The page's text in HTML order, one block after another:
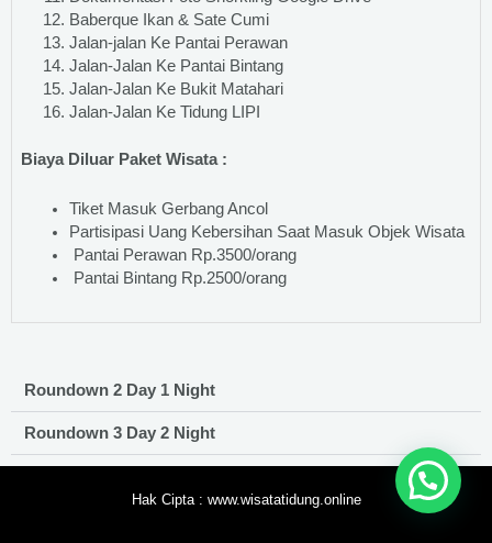
Baberque Ikan & Sate Cumi
Jalan-jalan Ke Pantai Perawan
Jalan-Jalan Ke Pantai Bintang
Jalan-Jalan Ke Bukit Matahari
Jalan-Jalan Ke Tidung LIPI
Biaya Diluar Paket Wisata :
Tiket Masuk Gerbang Ancol
Partisipasi Uang Kebersihan Saat Masuk Objek Wisata
Pantai Perawan Rp.3500/orang
Pantai Bintang Rp.2500/orang
Roundown 2 Day 1 Night
Roundown 3 Day 2 Night
Hak Cipta : www.wisatatidung.online